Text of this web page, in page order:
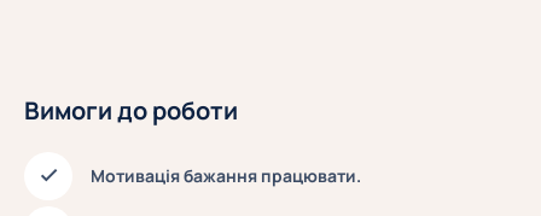
Вимоги до роботи
Мотивація бажання працювати.